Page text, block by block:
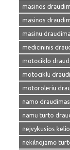
masinos
masinos
masinu
medicininis
motociklo
motociklu
motoroleriu
namo
namu turto
neįvykusios
nekilnojamo